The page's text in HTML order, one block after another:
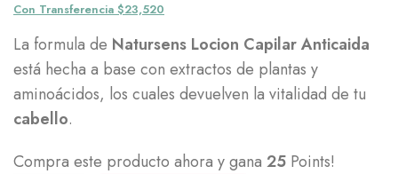
Con Transferencia $23,520
La formula de Natursens Locion Capilar Anticaida
está hecha a base con extractos de plantas y
aminoácidos, los cuales devuelven la vitalidad de tu
cabello.
Compra este producto ahora y gana 25 Points!